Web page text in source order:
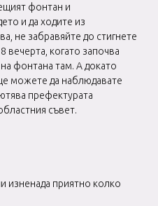
фонтан и
и да ходите из
не забравяйте до стигнете
вечерта, когато започва
фонтана там. А докато
можете да наблюдавате
префектурата
съвет.
изненада приятно колко